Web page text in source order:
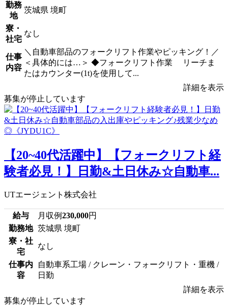
勤務
地
茨城県 境町
寮・
社宅
なし
仕事
内容
＼自動車部品のフォークリフト作業やピッキング！／
＜具体的には…＞ ◆フォークリフト作業 リーチま
たはカウンター(1t)を使用して...
詳細を表示
募集が停止しています
【20~40代活躍中】【フォークリフト経
験者必見！】日勤&土日休み☆自動車...
UTエージェント株式会社
給与 月収例230,000円
勤務地 茨城県 境町
寮・社
宅
なし
仕事内
容
自動車系工場 / クレーン・フォークリフト・重機 /
日勤
詳細を表示
募集が停止しています